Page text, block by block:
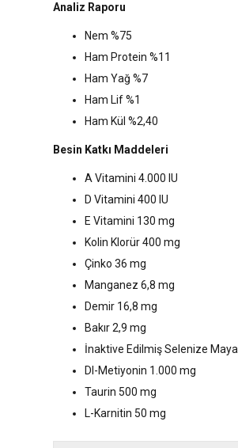
Analiz Raporu
Nem %75
Ham Protein %11
Ham Yağ %7
Ham Lif %1
Ham Kül %2,40
Besin Katkı Maddeleri
A Vitamini 4.000 IU
D Vitamini 400 IU
E Vitamini 130 mg
Kolin Klorür 400 mg
Çinko 36 mg
Manganez 6,8 mg
Demir 16,8 mg
Bakır 2,9 mg
İnaktive Edilmiş Selenize Maya
Dl-Metiyonin 1.000 mg
Taurin 500 mg
L-Karnitin 50 mg